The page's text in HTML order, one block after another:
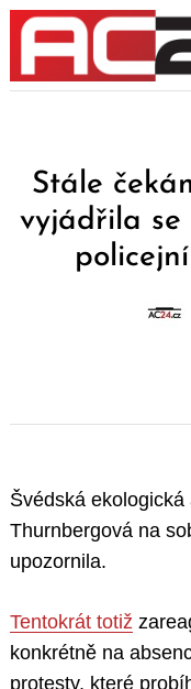
Skip
content
Stále
vyjádřila se
Švédská
Thurnbergová na
upozornila.
Tentokrát totiž
konkrétně na
protesty, které